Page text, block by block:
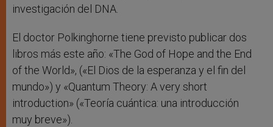
investigación del DNA.
El doctor Polkinghorne tiene previsto publicar dos
libros más este año: «The God of Hope and the End
of the World», («El Dios de la esperanza y el fin del
mundo») y «Quantum Theory: A very short
introduction» («Teoría cuántica: una introducción
muy breve»).